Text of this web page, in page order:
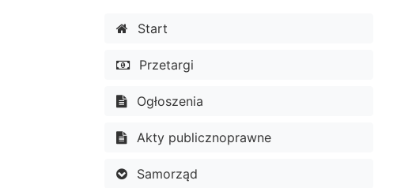
Start
Przetargi
Ogłoszenia
Akty publicznoprawne
Samorząd